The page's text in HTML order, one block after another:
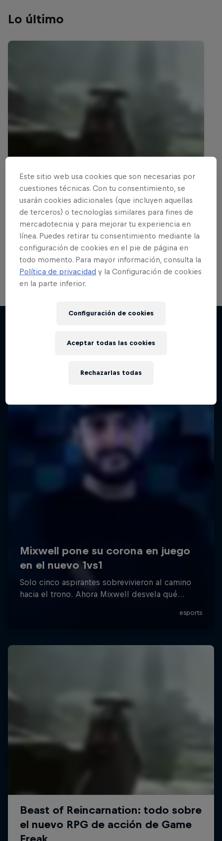
Lo último
Más contenidos similares
Este sitio web usa cookies que son necesarias por
cuestiones técnicas. Con tu consentimiento, se
usarán cookies adicionales (que incluyen aquellas
de terceros) o tecnologías similares para fines de
mercadotecnia y para mejorar tu experiencia en
línea. Puedes retirar tu consentimiento mediante la
configuración de cookies en el pie de página en
todo momento. Para mayor información, consulta la
Política de privacidad y la Configuración de cookies
en la parte inferior.
Configuración de cookies
Rechazarlas todas
Aceptar todas las cookies